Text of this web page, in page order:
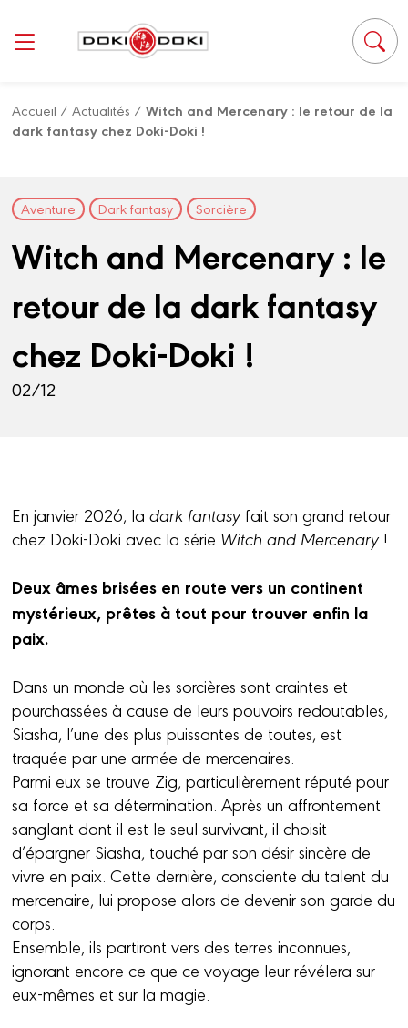
Accueil /Actualités /Witch and Mercenary : le retour de la
dark fantasy chez Doki-Doki !
Aventure Dark fantasy Sorcière
Witch and Mercenary : le
retour de la dark fantasy
chez Doki-Doki !
02/12
En janvier 2026, ladark fantasy fait son grand retour
chez Doki-Doki avec la série Witch and Mercenary !
Deux âmes brisées en route vers un continent
mystérieux, prêtes à tout pour trouver enfin la
paix.
Dans un monde où les sorcières sont craintes et
pourchassées à cause de leurs pouvoirs redoutables,
Siasha, l’une des plus puissantes de toutes, est
traquée par une armée de mercenaires.
Parmi eux se trouve Zig, particulièrement réputé pour
sa force et sa détermination. Après un affrontement
sanglant dont il est le seul survivant, il choisit
d’épargner Siasha, touché par son désir sincère de
vivre en paix. Cette dernière, consciente du talent du
mercenaire, lui propose alors de devenir son garde du
corps.
Ensemble, ils partiront vers des terres inconnues,
ignorant encore ce que ce voyage leur révélera sur
eux-mêmes et sur la magie.